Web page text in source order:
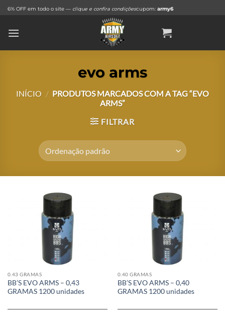
Skip
content
6% OFF em todo o site — clique e confira condiçõescupom: army6
evo arms
INÍCIO / PRODUTOS MARCADOS COM A TAG “EVO
ARMS”
FILTRAR
0.43 GRAMAS
BB’S EVO ARMS – 0,43
GRAMAS 1200 unidades
0.40 GRAMAS
BB’S EVO ARMS – 0,40
GRAMAS 1200 unidades